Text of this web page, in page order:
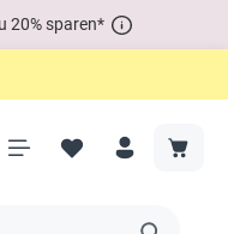
20% sparen*